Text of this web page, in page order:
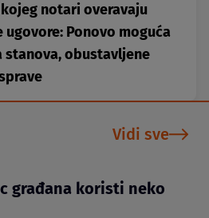
notari overavaju
ugovore: Ponovo moguća
stanova, obustavljene
Vidi sve
građana koristi neko